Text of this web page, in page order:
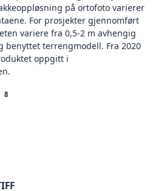
på ortofoto varierer
For prosjekter gjennomført
variere fra 0,5-2 m avhengig
benyttet terrengmodell. Fra 2020
oppgitt i
8